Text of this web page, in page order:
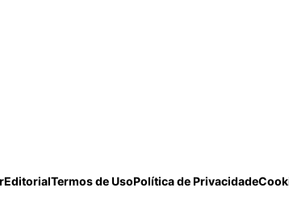
EditorialTermos de UsoPolítica de Privacidade